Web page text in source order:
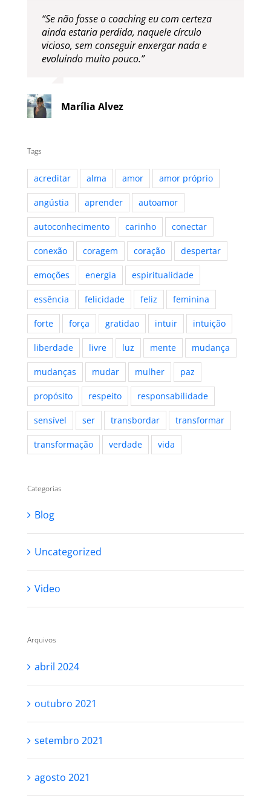
“Se não fosse o coaching eu com certeza
ainda estaria perdida, naquele círculo
vicioso, sem conseguir enxergar nada e
evoluindo muito pouco.”
Marília Alvez
Tags
acreditar alma amor amor próprio
angústia aprender autoamor
autoconhecimento carinho conectar
conexão coragem coração despertar
emoções energia espiritualidade
essência felicidade feliz feminina
forte força gratidao intuir intuição
liberdade livre luz mente mudança
mudanças mudar mulher paz
propósito respeito responsabilidade
sensível ser transbordar transformar
transformação verdade vida
Categorias
Blog
Uncategorized
Video
Arquivos
abril 2024
outubro 2021
setembro 2021
agosto 2021